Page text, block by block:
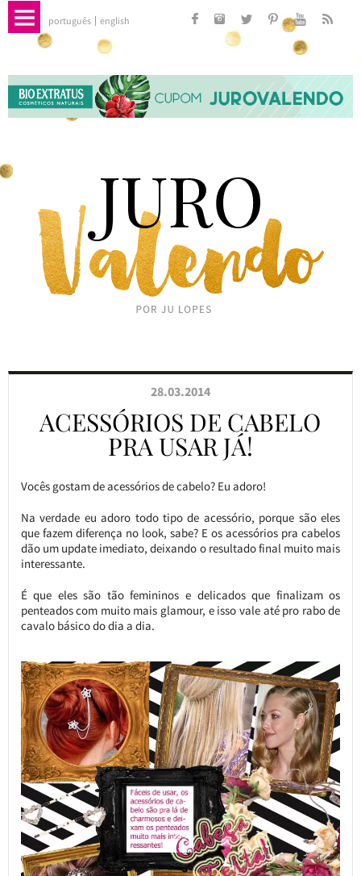
português english
28.03.2014
ACESSÓRIOS DE CABELO
PRA USAR JÁ!
Vocês gostam de acessórios de cabelo? Eu adoro!
Na verdade eu adoro todo tipo de acessório, porque são eles
que fazem diferença no look, sabe? E os acessórios pra cabelos
dão um update imediato, deixando o resultado final muito mais
interessante.
É que eles são tão femininos e delicados que finalizam os
penteados com muito mais glamour, e isso vale até pro rabo de
cavalo básico do dia a dia.